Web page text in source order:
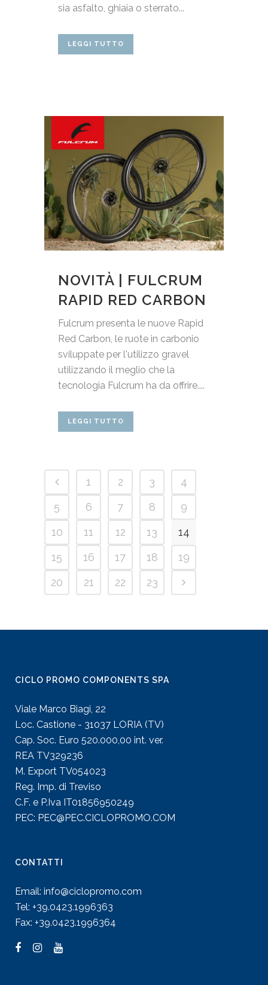
sia asfalto, ghiaia o sterrato...
LEGGI TUTTO
NOVITÀ | FULCRUM
RAPID RED CARBON
Fulcrum presenta le nuove Rapid
Red Carbon, le ruote in carbonio
sviluppate per l'utilizzo gravel
utilizzando il meglio che la
tecnologia Fulcrum ha da offrire....
LEGGI TUTTO
1 2 3
4
5
6 7 8
9
10
11 12 13
14
15
16 17 18
19
20
21 22 23
CICLO PROMO COMPONENTS SPA
Viale Marco Biagi, 22
Loc. Castione - 31037 LORIA (TV)
Cap. Soc. Euro 520.000,00 int. ver.
REA TV329236
M. Export TV054023
Reg. Imp. di Treviso
C.F. e P.Iva IT01856950249
PEC: PEC@PEC.CICLOPROMO.COM
CONTATTI
Email: info@ciclopromo.com
Tel: +39.0423.1996363
Fax: +39.0423.1996364